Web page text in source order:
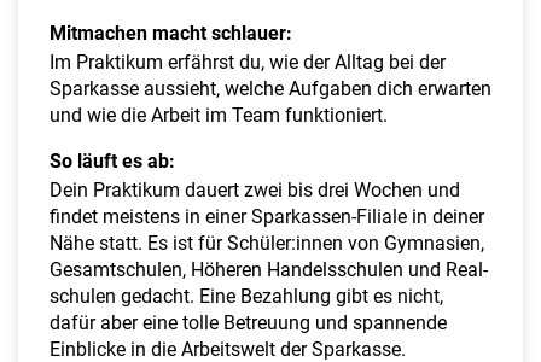
Mitmachen macht schlauer:
Im Praktikum erfährst du, wie der Alltag bei der
Sparkasse aussieht, welche Aufgaben dich erwarten
und wie die Arbeit im Team funktioniert.
So läuft es ab:
Dein Praktikum dauert zwei bis drei Wochen und
findet meistens in einer Sparkassen-Filiale in deiner
Nähe statt. Es ist für Schüler:innen von Gymnasien,
Gesamt­schulen, Höheren Handels­schulen und Real­
schulen gedacht. Eine Bezahlung gibt es nicht,
dafür aber eine tolle Betreuung und spannende
Einblicke in die Arbeitswelt der Sparkasse.